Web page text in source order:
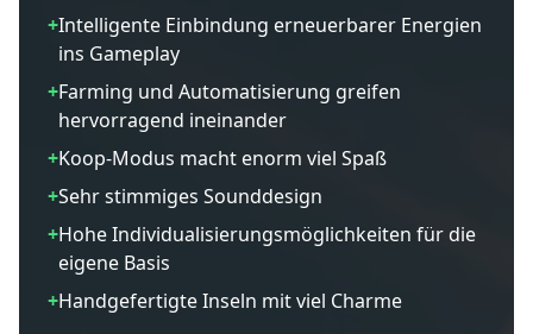
+Intelligente Einbindung erneuerbarer Energien
ins Gameplay
+Farming und Automatisierung greifen
hervorragend ineinander
+Koop-Modus macht enorm viel Spaß
+Sehr stimmiges Sounddesign
+Hohe Individualisierungsmöglichkeiten für die
eigene Basis
+Handgefertigte Inseln mit viel Charme